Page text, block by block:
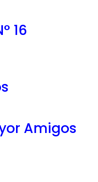
16
Amigos